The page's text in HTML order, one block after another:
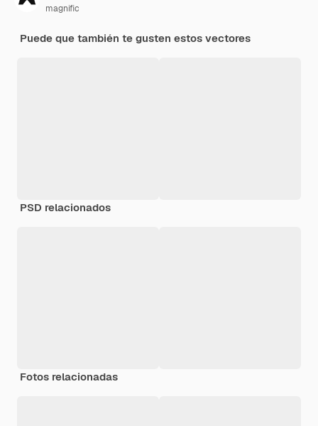
magnific
Puede que también te gusten estos vectores
PSD relacionados
Fotos relacionadas